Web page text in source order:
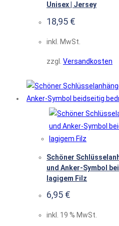
Unisex | Jersey
18,95 €
inkl. MwSt.
zzgl. Versandkosten
Schöner
und Anker-Symbol
lagigem Filz
6,95 €
inkl. 19 % MwSt.